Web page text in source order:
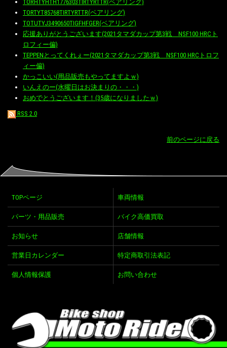
TORHTYHTH1776303TIRTYRTTR(ベアリング)
TORTYT85768TIRTYRTTR(ベアリング)
TOTUTYJ3490650TIGFHFGER(ベアリング)
応援ありがとうございます(2021タマダカップ第3戦 NSF100 HRCト
ロフィー偏)
TEPPENとってくれぇー(2021タマダカップ第3戦 NSF100 HRCトロフ
ィー偏)
かっこいい(用品販売もやってますよｗ)
いんえのー(水曜日はお決まりの・・・)
おめでとうございます！(35歳になりましたｗ)
RSS 2.0
前のページに戻る
TOPページ 車両情報
パーツ・用品販売 バイク高価買取
お知らせ 店舗情報
営業日カレンダー 特定商取引法表記
個人情報保護 お問い合わせ